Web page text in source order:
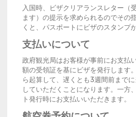
入国時、ビザクリアランスレター（
ます）の提示を求められるのでその
くと、パスポートにビザのスタンプ
支払いについて
政府観光局はお客様が事前にお支払
額の受領証を基にビザを発行します
ら起算して、遅くとも3週間前まで
していただくことになります。一方
ト発行時にお支払いいただきます。